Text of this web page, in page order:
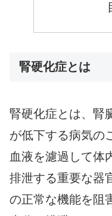
腎硬化症とは
腎硬化症とは、腎
が低下する病気の
血液を濾過して体
排泄する重要な器
の正常な機能を阻